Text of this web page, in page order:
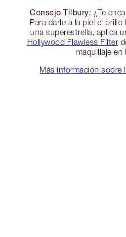
Consejo Tilbury: ¿Te
Para darle a la piel el
una superestrella, aplica
Hollywood Flawless Filter
maquillaje en
Más información sobre